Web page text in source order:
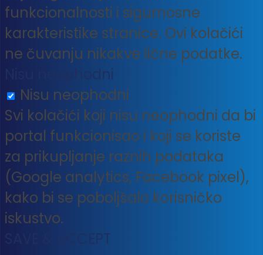
funkcionalnosti i sigurnosne
karakteristike stranice. Ovi kolačići
ne čuvanju nikakve lične podatke.
Nisu neophodni
Nisu neophodni
Svi kolačići koji nisu neophodni da bi
portal funkcionisao i koji se koriste
za prikupljanje raznih podataka
(Google analytics, Facebook pixel),
kako bi se poboljšalo korisničko
iskustvo.
SAVE & ACCEPT